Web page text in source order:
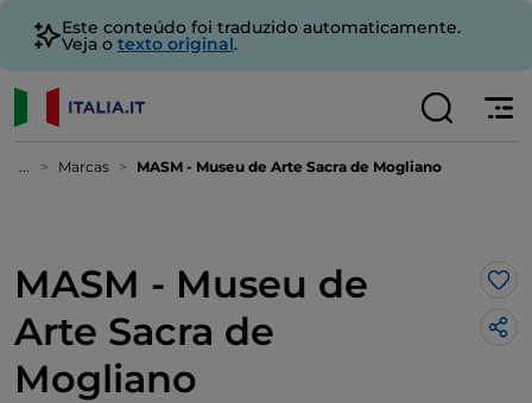
Este conteúdo foi traduzido automaticamente.
Veja o texto original.
... Marcas MASM - Museu de Arte Sacra de Mogliano
MASM - Museu de
Arte Sacra de
Mogliano